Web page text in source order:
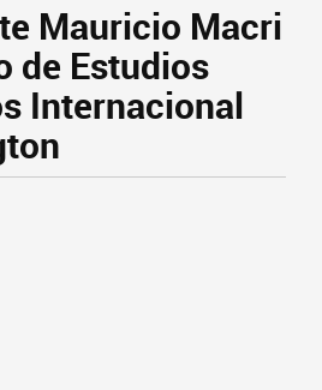
Mauricio Macri
de Estudios
Internacional